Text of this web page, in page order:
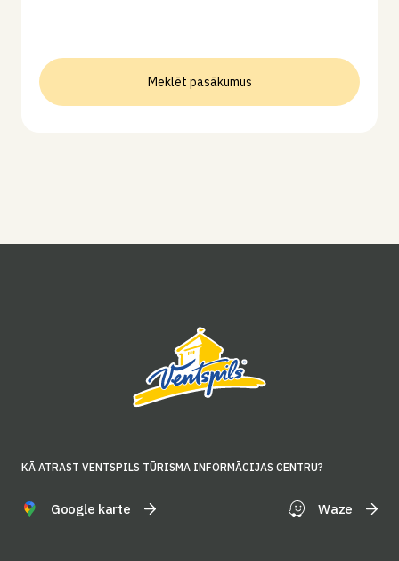
Meklēt pasākumus
KĀ ATRAST VENTSPILS TŪRISMA INFORMĀCIJAS CENTRU?
Google karte Waze